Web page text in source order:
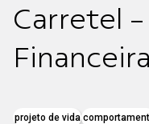
Carretel -
Financeira
projeto de vida